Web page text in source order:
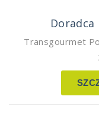
Doradca
Transgourmet